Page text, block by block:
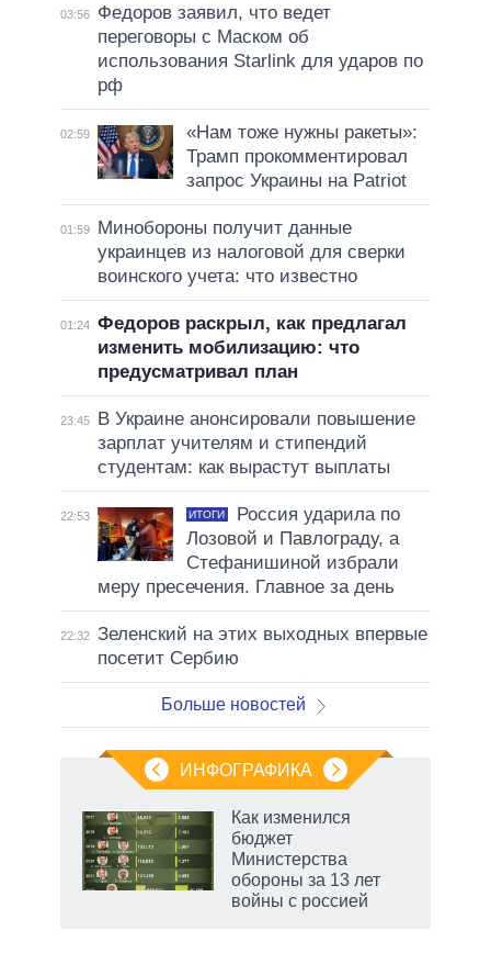
03:56
Федоров заявил, что ведет
переговоры с Маском об
использования Starlink для ударов по
рф
02:59
«Нам тоже нужны ракеты»:
Трамп прокомментировал
запрос Украины на Patriot
01:59
Минобороны получит данные
украинцев из налоговой для сверки
воинского учета: что известно
01:24 Федоров раскрыл, как предлагал
изменить мобилизацию: что
предусматривал план
23:45
В Украине анонсировали повышение
зарплат учителям и стипендий
студентам: как вырастут выплаты
22:53 ИТОГИ
Россия ударила по
Лозовой и Павлограду, а
Стефанишиной избрали
меру пресечения. Главное за день
22:32 Зеленский на этих выходных впервые
посетит Сербию
Больше новостей
ИНФОГРАФИКА
Как изменился
бюджет
Министерства
обороны за 13 лет
войны с россией